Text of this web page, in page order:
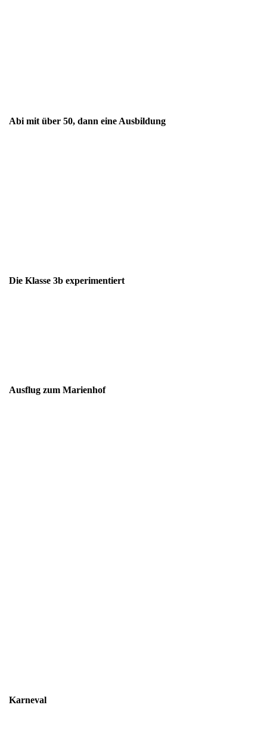
Abi mit über 50, dann eine Ausbildung
Die Klasse 3b experimentiert
Ausflug zum Marienhof
Karneval